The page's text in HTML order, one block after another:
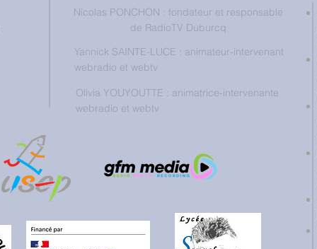
Nicolas PONCHON : fondateur et responsable
de RadioTV Duburcq
Yannick SAINTE-LUCE : animateur-intervenant
webradio et webtv
Olivia YOUYOUTTE : animatrice-intervenante
webradio et webtv